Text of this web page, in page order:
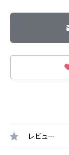
レビュー